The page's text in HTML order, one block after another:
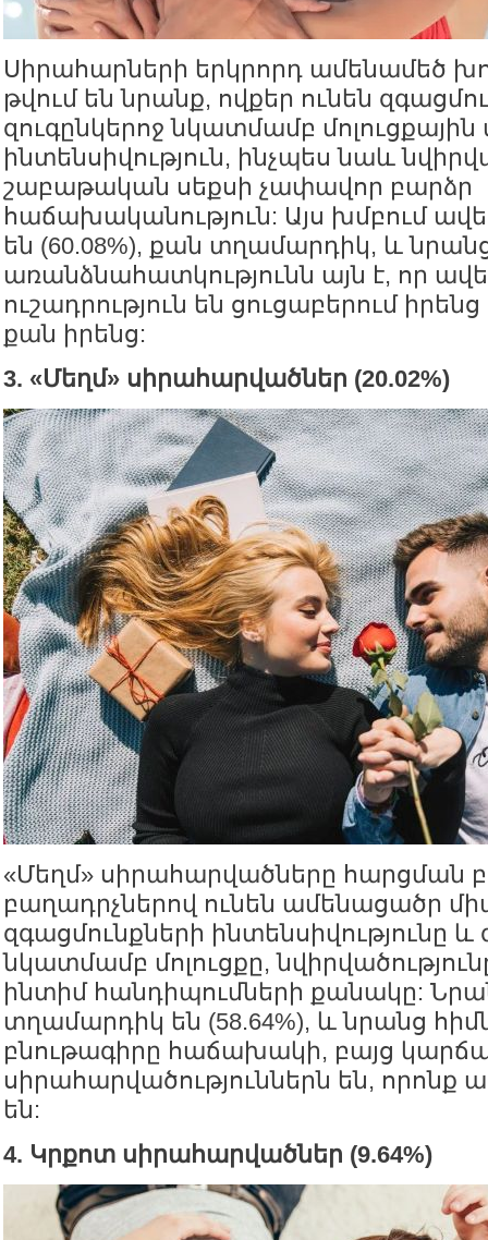
Սիրահարների երկրորդ ամենամեծ
թվում են նրանք, ովքեր ունեն
զուգընկերոջ նկատմամբ
ինտենսիվություն, ինչպես նաև
շաբաթական սեքսի չափավոր բարձր
հաճախականություն: Այս խմբում
են (60.08%), քան տղամարդիկ, և
առանձնահատկությունն այն է, որ
ուշադրություն են ցուցաբերում
քան իրենց:
3. «Մեղմ» սիրահարվածներ (20.02%)
«Մեղմ» սիրահարվածները հարցման
բաղադրչներով ունեն ամենացածր
զգացմունքների ինտենսիվությունը և
նկատմամբ մոլուցքը,
ինտիմ հանդիպումների քանակը:
տղամարդիկ են (58.64%), և նրանց
բնութագիրը հաճախակի, բայց
սիրահարվածություններն են, որոնք
են:
4. Կրքոտ սիրահարվածներ (9.64%)